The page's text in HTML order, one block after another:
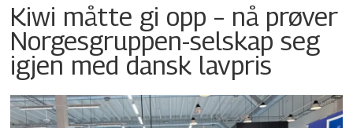
Kiwi måtte gi opp – nå prøver
Norgesgruppen-selskap seg
igjen med dansk lavpris